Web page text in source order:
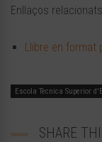
Enllaços relacionats
Llibre en format
Escola Tècnica Superior
SHARE